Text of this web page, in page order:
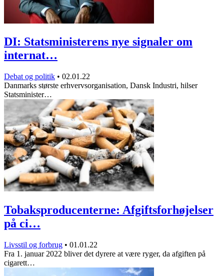
DI: Statsministerens nye signaler om
internat…
Debat og politik • 02.01.22
Danmarks største erhvervsorganisation, Dansk Industri, hilser
Statsminister…
Tobaksproducenterne: Afgiftsforhøjelser
på ci…
Livsstil og forbrug • 01.01.22
Fra 1. januar 2022 bliver det dyrere at være ryger, da afgiften på
cigarett…